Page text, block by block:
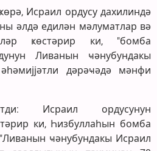
Исраил ордусу дахилиндә
әлдә едилән мәлуматлар вә
ҝөстәрир ки, "бомба
Ливанын ҹәнубундакы
дәрәҹәдә мәнфи
Исраил ордусунун
ки, Һизбуллаһын бомба
ҹәнубундакы Исраил